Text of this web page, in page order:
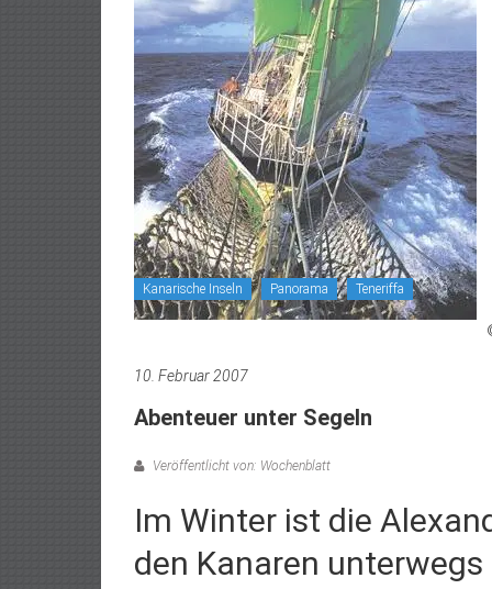
Kanarische Inseln Panorama Teneriffa
10. Februar 2007
Abenteuer unter Segeln
Veröffentlicht von: Wochenblatt
Im Winter ist die
den Kanaren unterwegs